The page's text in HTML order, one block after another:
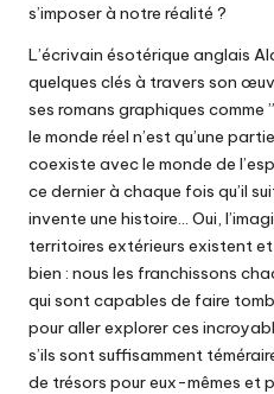
s’imposer à notre réalité ?
L’écrivain ésotérique anglais
quelques clés à travers son
ses romans graphiques comme
le monde réel n’est qu’une
coexiste avec le monde de
ce dernier à chaque fois qu’il
invente une histoire… Oui,
territoires extérieurs existent
bien : nous les franchissons
qui sont capables de faire
pour aller explorer ces
s’ils sont suffisamment
de trésors pour eux-mêmes et